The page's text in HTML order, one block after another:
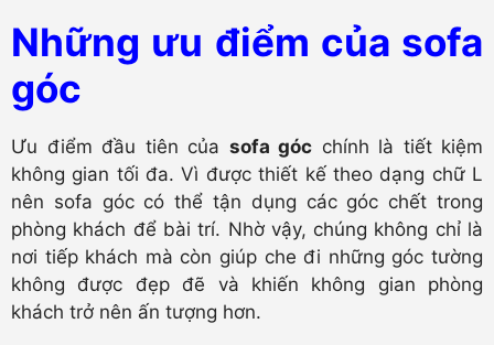
Những ưu điểm của sofa
góc
Ưu điểm đầu tiên của sofa góc chính là tiết kiệm
không gian tối đa. Vì được thiết kế theo dạng chữ L
nên sofa góc có thể tận dụng các góc chết trong
phòng khách để bài trí. Nhờ vậy, chúng không chỉ là
nơi tiếp khách mà còn giúp che đi những góc tường
không được đẹp đẽ và khiến không gian phòng
khách trở nên ấn tượng hơn.